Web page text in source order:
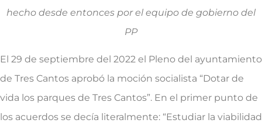
hecho desde entonces por el equipo de gobierno del
PP
El 29 de septiembre del 2022 el Pleno del ayuntamiento
de Tres Cantos aprobó la moción socialista “Dotar de
vida los parques de Tres Cantos”. En el primer punto de
los acuerdos se decía literalmente: “Estudiar la viabilidad